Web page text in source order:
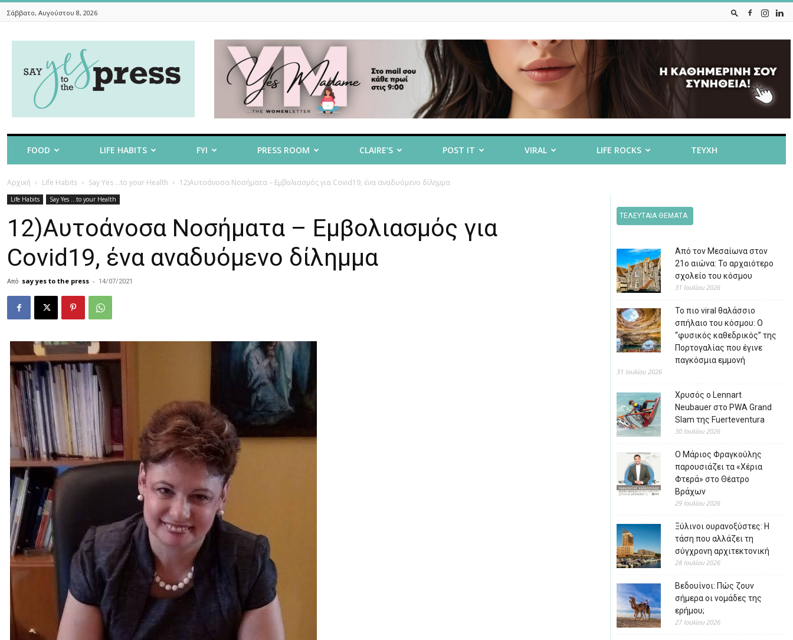
Σάββατο, Αυγούστου 8, 2026
To
The
FOOD LIFE HABITS FYI PRESS ROOM CLAIRE’S POST IT VIRAL LIFE ROCKS ΤΕΥΧΗ
Αρχική Life Habits Say Yes ...to your Health 12)Αυτοάνοσα Νοσήματα – Εμβολιασμός για Covid19, ένα αναδυόμενο δίλημμα
Life Habits Say Yes ...to your Health
12)Αυτοάνοσα Νοσήματα – Εμβολιασμός για
Covid19, ένα αναδυόμενο δίλημμα
Από say yes to the press - 14/07/2021
ΤΕΛΕΥΤΑΙΑ ΘΕΜΑΤΑ
Από τον Μεσαίωνα στον
21ο αιώνα: Το αρχαιότερο
σχολείο του κόσμου
31 Ιουλίου 2026
Το πιο viral θαλάσσιο
σπήλαιο του κόσμου: Ο
“φυσικός καθεδρικός” της
Πορτογαλίας που έγινε
παγκόσμια εμμονή
31 Ιουλίου 2026
Χρυσός ο Lennart
Neubauer στο PWA Grand
Slam της Fuerteventura
30 Ιουλίου 2026
Ο Μάριος Φραγκούλης
παρουσιάζει τα «Χέρια
Φτερά» στο Θέατρο
Βράχων
29 Ιουλίου 2026
Ξύλινοι ουρανοξύστες: Η
τάση που αλλάζει τη
σύγχρονη αρχιτεκτονική
28 Ιουλίου 2026
Βεδουίνοι: Πώς ζουν
σήμερα οι νομάδες της
ερήμου;
27 Ιουλίου 2026